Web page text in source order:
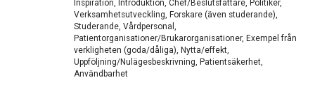
Inspiration, Introduktion, Chef/Beslutsfattare, Politiker,
Verksamhetsutveckling, Forskare (även studerande),
Studerande, Vårdpersonal,
Patientorganisationer/Brukarorganisationer, Exempel från
verkligheten (goda/dåliga), Nytta/effekt,
Uppföljning/Nulägesbeskrivning, Patientsäkerhet,
Användbarhet